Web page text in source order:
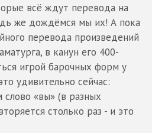
всё ждут перевода на
же дождёмся мы их! А пока
перевода произведений
в канун его 400-
игрой барочных форм у
удивительно сейчас:
«вы» (в разных
столько раз - и это